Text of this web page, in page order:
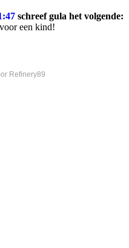
schreef gula het volgende:
een kind!
Refinery89